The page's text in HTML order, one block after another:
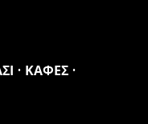
ΚΑΦΕΣ